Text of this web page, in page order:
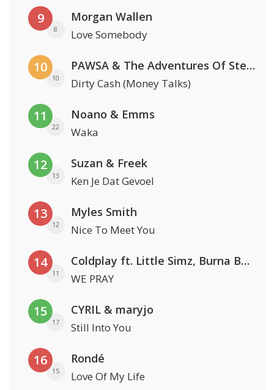
9
8
Morgan Wallen
Love Somebody
10
10
PAWSA & The Adventures Of Stevie V
Dirty Cash (Money Talks)
11
22
Noano & Emms
Waka
12
13
Suzan & Freek
Ken Je Dat Gevoel
13
12
Myles Smith
Nice To Meet You
14
11
Coldplay ft. Little Simz, Burna Boy, Elyanna & Tini
WE PRAY
15
17
CYRIL & maryjo
Still Into You
16
15
Rondé
Love Of My Life